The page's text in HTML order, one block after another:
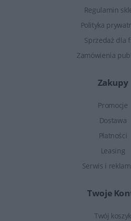
Regulamin
Polityka
Sprzedaż dla
Zamówienia
Zakupy
Promocje
Dostawa
Płatności
Leasing
Serwis i
Twoje
Twój koszyk